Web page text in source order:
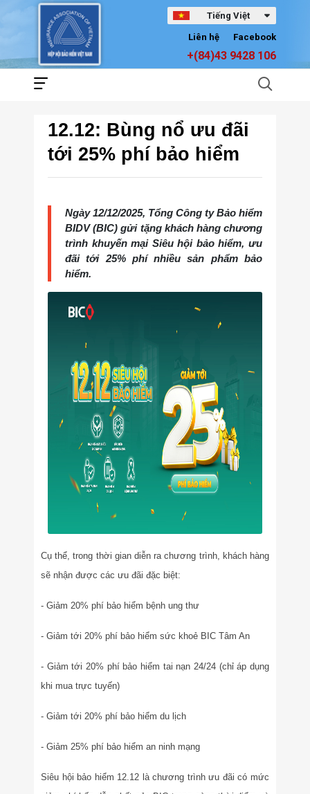
Tiếng Việt
Facebook
Liên hệ
+(84)43 9428 106
12.12: Bùng nổ ưu đãi
tới 25% phí bảo hiểm
Ngày 12/12/2025, Tổng Công ty Bảo hiểm
BIDV (BIC) gửi tặng khách hàng chương
trình khuyến mại Siêu hội bảo hiểm, ưu
đãi tới 25% phí nhiều sản phẩm bảo
hiểm.
Cụ thể, trong thời gian diễn ra chương trình, khách hàng
sẽ nhận được các ưu đãi đặc biệt:
- Giảm 20% phí bảo hiểm bệnh ung thư
- Giảm tới 20% phí bảo hiểm sức khoẻ BIC Tâm An
- Giảm tới 20% phí bảo hiểm tai nạn 24/24 (chỉ áp dụng
khi mua trực tuyến)
- Giảm tới 20% phí bảo hiểm du lịch
- Giảm 25% phí bảo hiểm an ninh mạng
Siêu hội bảo hiểm 12.12 là chương trình ưu đãi có mức